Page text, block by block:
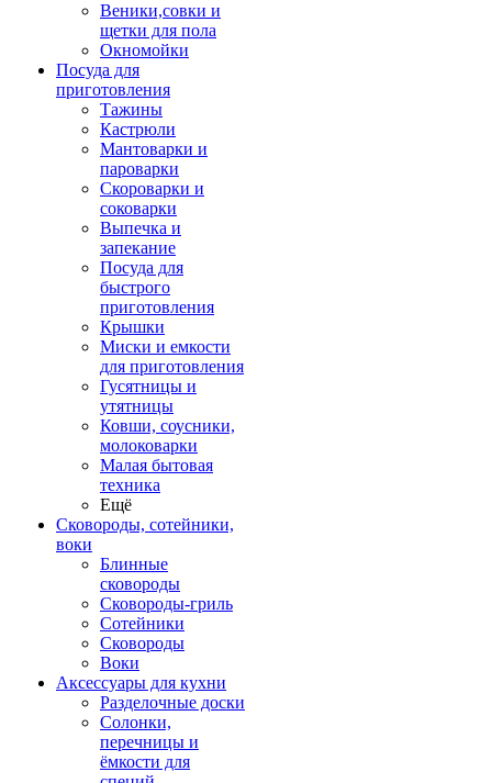
Веники,совки и
щетки для пола
Окномойки
Посуда для
приготовления
Тажины
Кастрюли
Мантоварки и
пароварки
Скороварки и
соковарки
Выпечка и
запекание
Посуда для
быстрого
приготовления
Крышки
Миски и емкости
для приготовления
Гусятницы и
утятницы
Ковши, соусники,
молоковарки
Малая бытовая
техника
Ещё
Сковороды, сотейники,
воки
Блинные
сковороды
Сковороды-гриль
Сотейники
Сковороды
Воки
Аксессуары для кухни
Разделочные доски
Солонки,
перечницы и
ёмкости для